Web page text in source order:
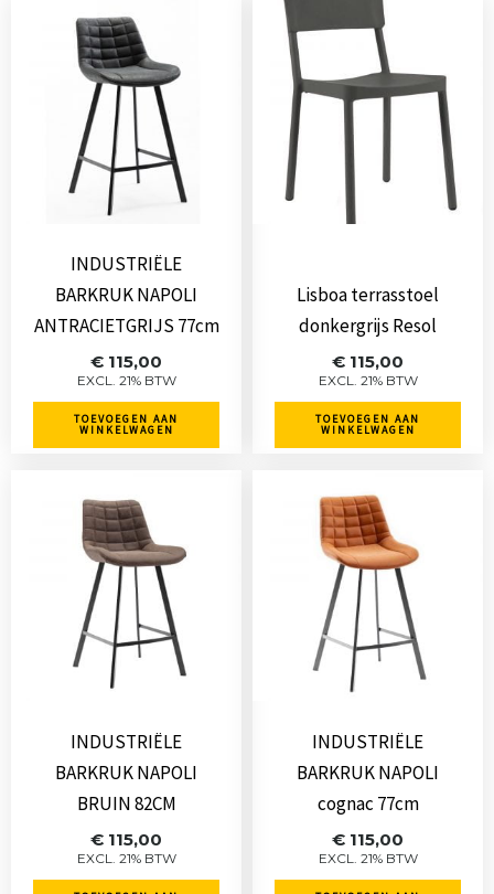
INDUSTRIËLE
BARKRUK NAPOLI
ANTRACIETGRIJS 77cm
€ 115,00
EXCL. 21% BTW
TOEVOEGEN AAN
WINKELWAGEN
Lisboa terrasstoel
donkergrijs Resol
€ 115,00
EXCL. 21% BTW
TOEVOEGEN AAN
WINKELWAGEN
INDUSTRIËLE
BARKRUK NAPOLI
BRUIN 82CM
€ 115,00
EXCL. 21% BTW
INDUSTRIËLE
BARKRUK NAPOLI
cognac 77cm
€ 115,00
EXCL. 21% BTW